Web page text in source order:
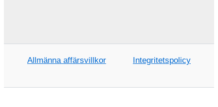
Allmänna affärsvillkor Integritetspolicy